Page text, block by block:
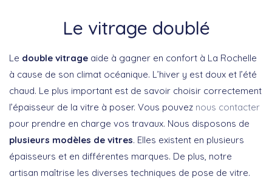
Le vitrage doublé
Le double vitrage aide à gagner en confort à La Rochelle
à cause de son climat océanique. L’hiver y est doux et l’été
chaud. Le plus important est de savoir choisir correctement
l’épaisseur de la vitre à poser. Vous pouvez nous contacter
pour prendre en charge vos travaux. Nous disposons de
plusieurs modèles de vitres. Elles existent en plusieurs
épaisseurs et en différentes marques. De plus, notre
artisan maîtrise les diverses techniques de pose de vitre.